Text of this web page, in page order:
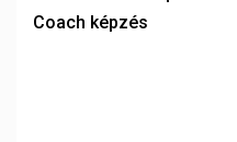
Coach képzés